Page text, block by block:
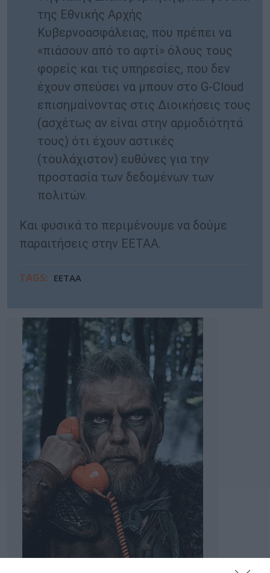
της Εθνικής Αρχής
Κυβερνοασφάλειας, που πρέπει να
«πιάσουν από το αφτί» όλους τους
φορείς και τις υπηρεσίες, που δεν
έχουν σπεύσει να μπουν στο G-Cloud
επισημαίνοντας στις Διοικήσεις τους
(ασχέτως αν είναι στην αρμοδιότητά
τους) ότι έχουν αστικές
(τουλάχιστον) ευθύνες για την
προστασία των δεδομένων των
πολιτών.
Και φυσικά το περιμένουμε να δούμε
παραιτήσεις στην ΕΕΤΑΑ.
TAGS: ΕΕΤΑΑ